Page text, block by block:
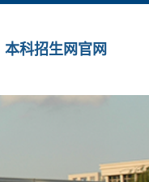
本科招生网官网